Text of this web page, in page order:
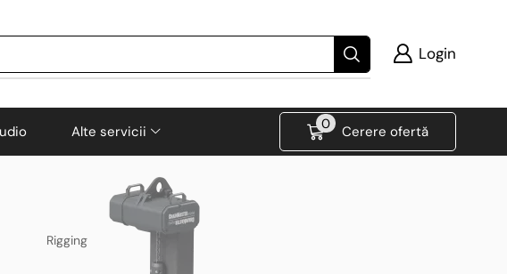
Login
Alte servicii 0 Cerere ofertă
Rigging